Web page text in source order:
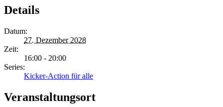
Details
Datum:
27. Dezember 2028
Zeit:
16:00 - 20:00
Series:
Kicker-Action für alle
Veranstaltungsort